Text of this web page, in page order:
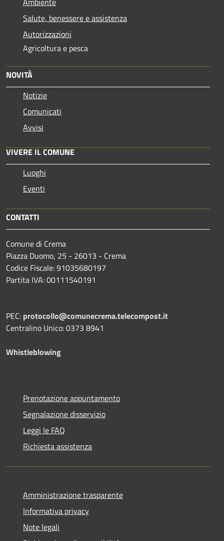
Salute, benessere e assistenza
Autorizzazioni
Agricoltura e pesca
NOVITÀ
Notizie
Comunicati
Avvisi
VIVERE IL COMUNE
Luoghi
Eventi
CONTATTI
Comune di Crema
Piazza Duomo, 25 - 26013 - Crema
Codice Fiscale: 91035680197
Partita IVA: 00111540191
PEC: protocollo@comunecrema.telecompost.it
Centralino Unico: 0373 8941
Whistleblowing
Prenotazione appuntamento
Segnalazione disservizio
Leggi le FAQ
Richiesta assistenza
Amministrazione trasparente
Informativa privacy
Note legali